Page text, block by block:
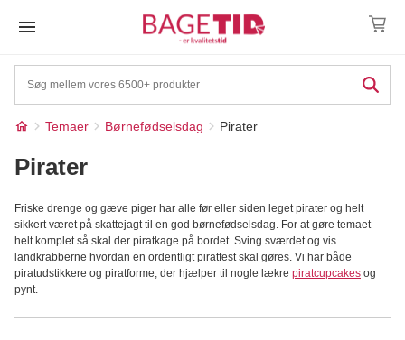
Temaer Børnefødselsdag Pirater
Pirater
Friske drenge og gæve piger har alle før eller siden leget pirater og helt
sikkert været på skattejagt til en god børnefødselsdag. For at gøre temaet
helt komplet så skal der piratkage på bordet. Sving sværdet og vis
landkrabberne hvordan en ordentligt piratfest skal gøres. Vi har både
piratudstikkere og piratforme, der hjælper til nogle lækre piratcupcakes og
pynt.